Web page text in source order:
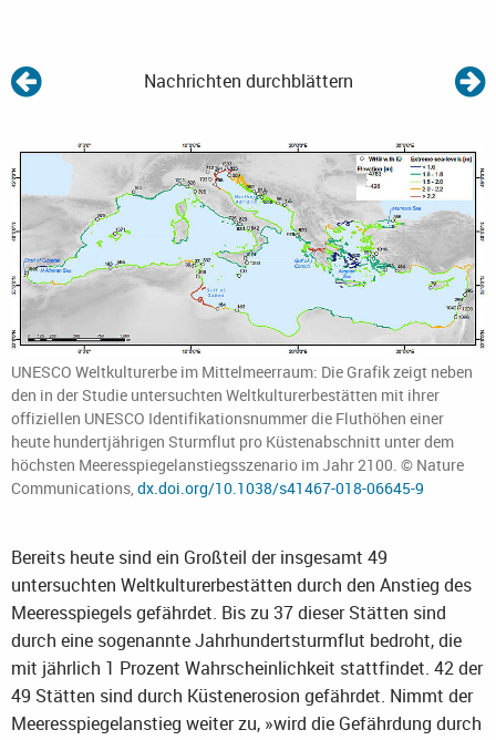
Nachrichten durchblättern
UNESCO Weltkulturerbe im Mittelmeerraum: Die Grafik zeigt neben
den in der Studie untersuchten Weltkulturerbestätten mit ihrer
offiziellen UNESCO Identifikationsnummer die Fluthöhen einer
heute hundertjährigen Sturmflut pro Küstenabschnitt unter dem
höchsten Meeresspiegelanstiegsszenario im Jahr 2100. © Nature
Communications, dx.doi.org/10.1038/s41467-018-06645-9
Bereits heute sind ein Großteil der insgesamt 49
untersuchten Weltkulturerbestätten durch den Anstieg des
Meeresspiegels gefährdet. Bis zu 37 dieser Stätten sind
durch eine sogenannte Jahrhundertsturmflut bedroht, die
mit jährlich 1 Prozent Wahrscheinlichkeit stattfindet. 42 der
49 Stätten sind durch Küstenerosion gefährdet. Nimmt der
Meeresspiegelanstieg weiter zu, »wird die Gefährdung durch